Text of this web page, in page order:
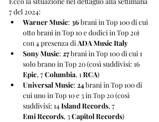
7 del 2024:
Warner Music: 36 brani in Top 100 di cui
otto brani in Top 10 e dodici in Top 20)
con 4 presenza di ADA Music Italy
Sony Music: 27 brani in Top 100 di cui 1
solo brano in Top 20 (così suddivisi: 16
Epic, 7 Columbia. 1 RCA)
Universal Music: 24 brani in Top 100 di
cui uno in Top 10 e 3 in Top 20 (così
suddivisi: 14 Island Records, 7
Emi Records, 3 Capitol Records)